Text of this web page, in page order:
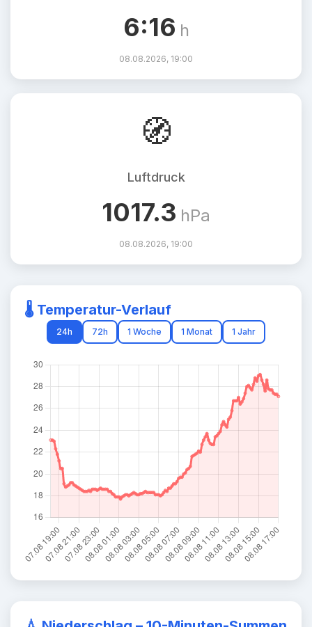
6:16 h
08.08.2026, 19:00
🧭
Luftdruck
1017.3 hPa
08.08.2026, 19:00
🌡️ Temperatur-Verlauf
24h 72h 1 Woche 1 Monat 1 Jahr